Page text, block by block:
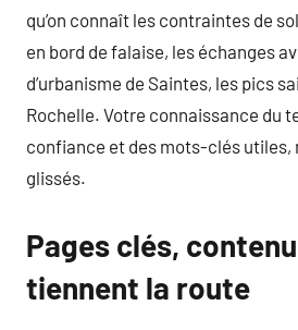
qu’on connaît les contraintes de
en bord de falaise, les échanges
d’urbanisme de Saintes, les pics
Rochelle. Votre connaissance du
confiance et des mots-clés
glissés.
Pages clés,
tiennent la route